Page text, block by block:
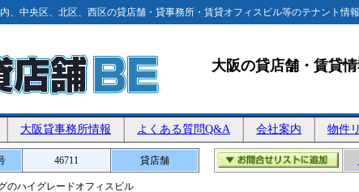
、中央区、北区、西区の貸店舗・貸事務所・賃貸オフィスビル等のテナント情
大阪の貸店舗・賃貸
大阪貸事務所情報 よくある質問Q&A 会社案内 物件
46711 貸店舗
のハイグレードオフィスビル